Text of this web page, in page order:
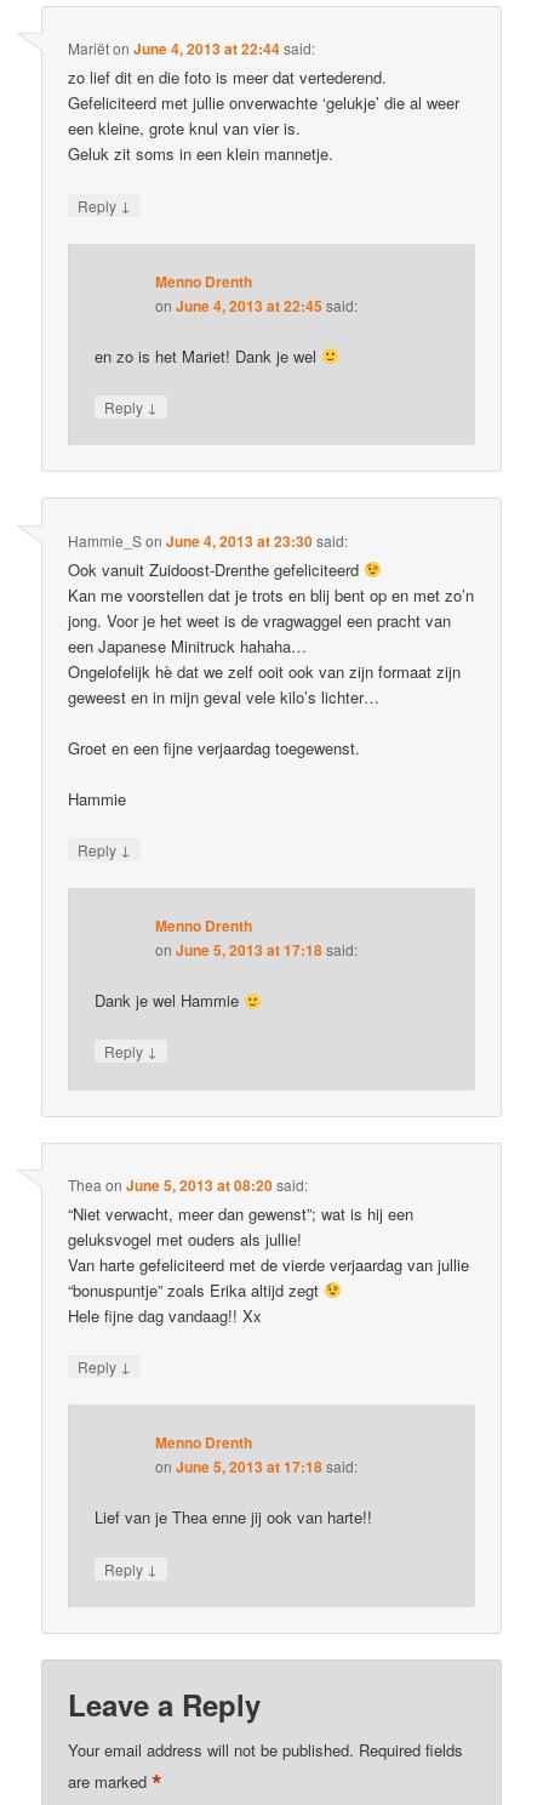
MariëtonJune 4, 2013 at 22:44said:
zo lief dit en die foto is meer dat vertederend.
Gefeliciteerd met jullie onverwachte ‘gelukje’ die al weer
een kleine, grote knul van vier is.
Geluk zit soms in een klein mannetje.
Reply ↓
Menno Drenth
onJune 4, 2013 at 22:45 said:
en zo is het Mariet! Dank je wel
Reply ↓
Hammie_SonJune 4, 2013 at 23:30said:
Ook vanuit Zuidoost-Drenthe gefeliciteerd
Kan me voorstellen dat je trots en blij bent op en met zo’n
jong. Voor je het weet is de vragwaggel een pracht van
een Japanese Minitruck hahaha…
Ongelofelijk hè dat we zelf ooit ook van zijn formaat zijn
geweest en in mijn geval vele kilo’s lichter…
Groet en een fijne verjaardag toegewenst.
Hammie
Reply ↓
Menno Drenth
onJune 5, 2013 at 17:18said:
Dank je wel Hammie
Reply ↓
Thea onJune 5, 2013 at 08:20said:
“Niet verwacht, meer dan gewenst”; wat is hij een
geluksvogel met ouders als jullie!
Van harte gefeliciteerd met de vierde verjaardag van jullie
“bonuspuntje” zoals Erika altijd zegt
Hele fijne dag vandaag!! Xx
Reply ↓
Menno Drenth
onJune 5, 2013 at 17:18said:
Lief van je Thea enne jij ook van harte!!
Reply ↓
Leave a Reply
Your email address will not be published. Required fields
are marked*